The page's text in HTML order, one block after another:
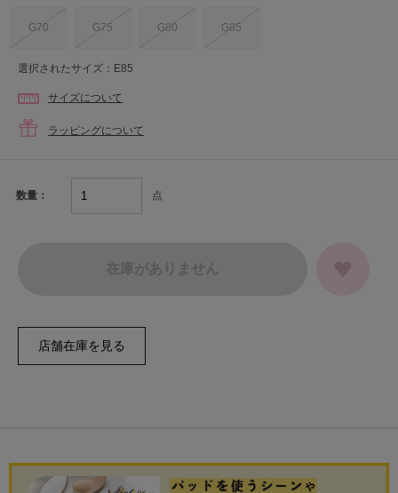
G70 G75 G80 G85
選択されたサイズ：E85
サイズについて
ラッピングについて
数量： 点
在庫がありません